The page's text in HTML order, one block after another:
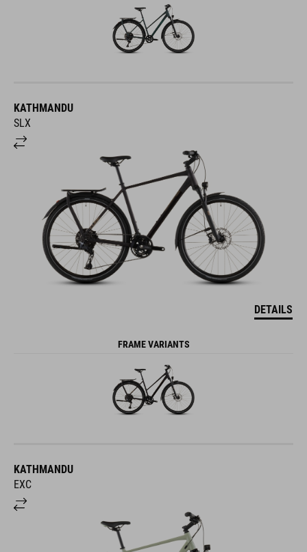
KATHMANDU
SLX
DETAILS
FRAME VARIANTS
KATHMANDU
EXC